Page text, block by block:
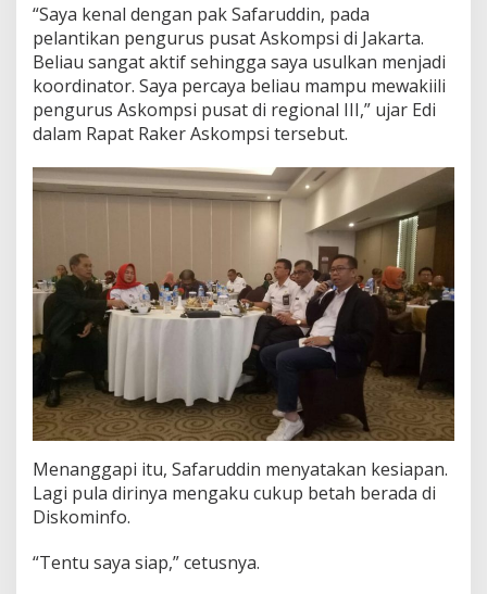
I
I
s
k
o
p
s
“Saya kenal dengan pak Safaruddin, pada
pelantikan pengurus pusat Askompsi di Jakarta.
Beliau sangat aktif sehingga saya usulkan menjadi
koordinator. Saya percaya beliau mampu mewakiili
pengurus Askompsi pusat di regional III,” ujar Edi
dalam Rapat Raker Askompsi tersebut.
Menanggapi itu, Safaruddin menyatakan kesiapan.
Lagi pula dirinya mengaku cukup betah berada di
Diskominfo.
“Tentu saya siap,” cetusnya.